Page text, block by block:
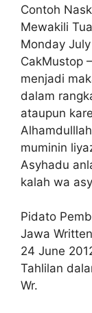
Contoh
Mewakili
Monday
CakMustop
menjadi
dalam
ataupun
muminin
Asyhadu
kalah wa
Pidato
Jawa
24 June
Tahlilan
Wr.